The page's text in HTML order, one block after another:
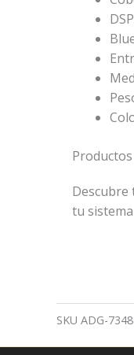
Descubre
tu sistema
SKU ADG-